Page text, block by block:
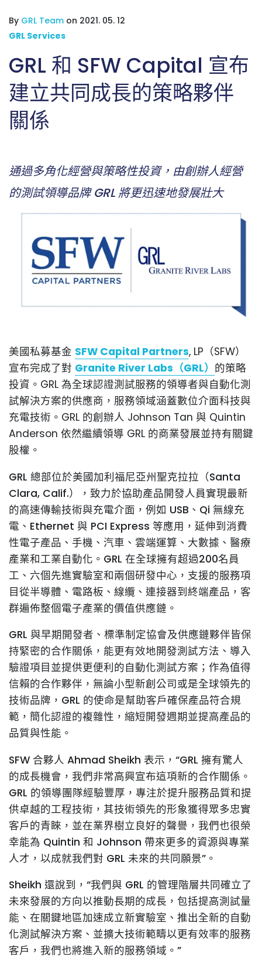
By GRL Team on 2021. 05. 12
GRL Services
GRL 和 SFW Capital 宣布
建立共同成長的策略夥伴
關係
通過多角化經營與策略性投資，由創辦人經營
的測試領導品牌 GRL 將更迅速地發展壯大
美國私募基金 SFW Capital Partners, LP（SFW）
宣布完成了對 Granite River Labs（GRL） 的策略
投資。GRL 為全球認證測試服務的領導者與自動化測
試解決方案的供應商，服務領域涵蓋數位介面科技與
充電技術。GRL 的創辦人 Johnson Tan 與 Quintin
Anderson 依然繼續領導 GRL 的商業發展並持有關鍵
股權。
GRL 總部位於美國加利福尼亞州聖克拉拉（Santa
Clara, Calif.），致力於協助產品開發人員實現最新
的高速傳輸技術與充電介面，例如 USB、Qi 無線充
電、Ethernet 與 PCI Express 等應用，延伸到消費
性電子產品、手機、汽車、雲端運算、大數據、醫療
產業和工業自動化。GRL 在全球擁有超過200名員
工、六個先進實驗室和兩個研發中心，支援的服務項
目從半導體、電路板、線纜、連接器到終端產品，客
群遍佈整個電子產業的價值供應鏈。
GRL 與早期開發者、標準制定協會及供應鏈夥伴皆保
持緊密的合作關係，能更有效地開發測試方法、導入
驗證項目並提供更便利的自動化測試方案；作為值得
信賴的合作夥伴，無論小型新創公司或是全球領先的
技術品牌，GRL 的使命是幫助客戶確保產品符合規
範，簡化認證的複雜性，縮短開發週期並提高產品的
品質與性能。
SFW 合夥人 Ahmad Sheikh 表示，“GRL 擁有驚人
的成長機會，我們非常高興宣布這項新的合作關係。
GRL 的領導團隊經驗豐厚，專注於提升服務品質和提
供卓越的工程技術，其技術領先的形象獲得眾多忠實
客戶的青睞，並在業界樹立良好的聲譽，我們也很榮
幸能為 Quintin 和 Johnson 帶來更多的資源與專業
人才，以成就我們對 GRL 未來的共同願景”。
Sheikh 還說到，“我們與 GRL 的管理階層共同確立了
未來發展的方向以推動長期的成長，包括提高測試量
能、在關鍵地區加速成立新實驗室、推出全新的自動
化測試解決方案、並擴大技術範疇以更有效率的服務
客戶，我們也將進入新的服務領域。”